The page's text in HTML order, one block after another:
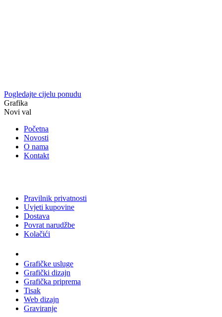
Pogledajte cijelu ponudu
Grafika
Novi val
Početna
Novosti
O nama
Kontakt
Pravilnik privatnosti
Uvjeti kupovine
Dostava
Povrat narudžbe
Kolačići
Grafičke usluge
Grafički dizajn
Grafička priprema
Tisak
Web dizajn
Graviranje